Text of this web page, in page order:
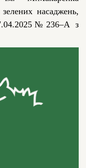
насаджень,
.04.2025№ 236–А з